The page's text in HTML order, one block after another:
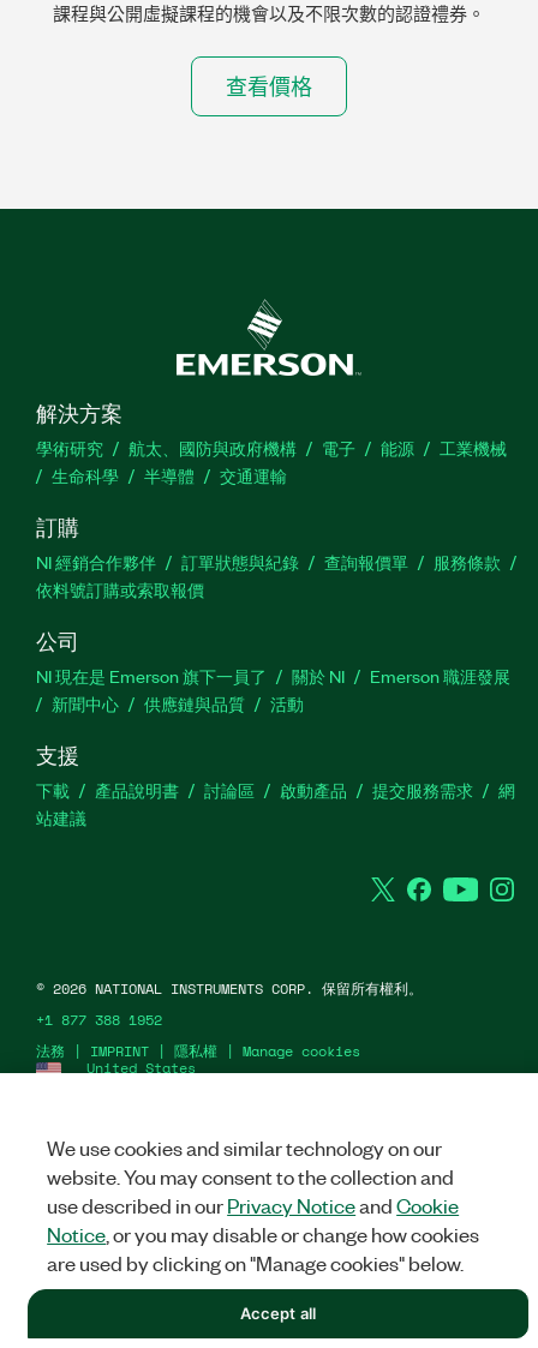
課程與公開虛擬課程的機會以及不限次數的認證禮券。
查看價格
解決方案
學術研究 航太、國防與政府機構 電子 能源
工業機械
生命科學
半導體 交通運輸
訂購
NI 經銷合作夥伴 訂單狀態與紀錄 查詢報價單
服務條款
依料號訂購或索取報價
公司
NI 現在是 Emerson 旗下一員了 關於 NI
Emerson 職涯發展
新聞中心
供應鏈與品質 活動
支援
下載 產品說明書 討論區 啟動產品 提交服務需求
網
站建議
TwitterFacebook
United States
法務 | IMPRINT | 隱私權 | Manage cookies
© 2026 NATIONAL INSTRUMENTS CORP. 保留所有權利。
+1 877 388 1952
We use cookies and similar technology on our
website. You may consent to the collection and
use described in ourPrivacy NoticeandCookie
Notice , or you may disable or change how cookies
are used by clicking on "Manage cookies" below.
Accept all